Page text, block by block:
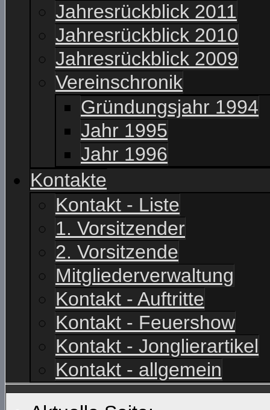
Jahresrückblick 2011
Jahresrückblick 2010
Jahresrückblick 2009
Vereinschronik
Gründungsjahr 1994
Jahr 1995
Jahr 1996
Kontakte
Kontakt - Liste
1. Vorsitzender
2. Vorsitzende
Mitgliederverwaltung
Kontakt - Auftritte
Kontakt - Feuershow
Kontakt - Jonglierartikel
Kontakt - allgemein